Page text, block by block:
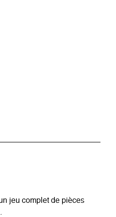
jeu complet de pièces